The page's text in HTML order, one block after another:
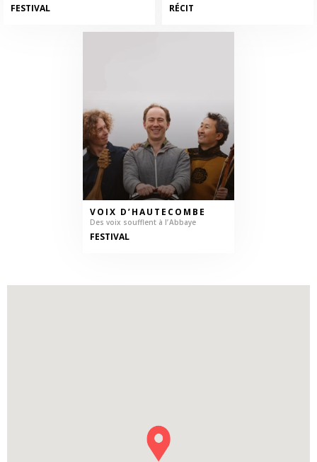
FESTIVAL
RÉCIT
VOIX D’HAUTECOMBE
Des voix soufflent à l’ Abbaye
FESTIVAL